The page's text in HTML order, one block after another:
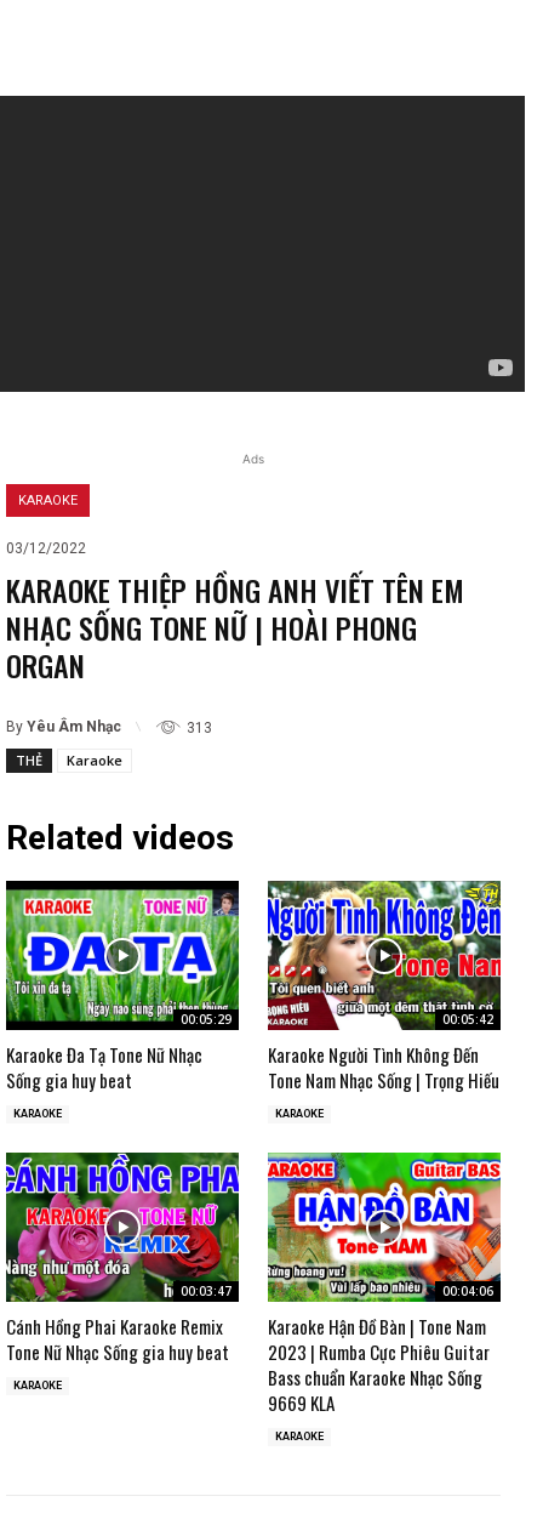
Ads
KARAOKE
03/12/2022
KARAOKE THIỆP HỒNG ANH VIẾT TÊN EM
NHẠC SỐNG TONE NỮ | HOÀI PHONG
ORGAN
By Yêu Âm Nhạc 313
THẺ Karaoke
Related videos
00:05:29
Karaoke Đa Tạ Tone Nữ Nhạc
Sống gia huy beat
KARAOKE
00:05:42
Karaoke Người Tình Không Đến
Tone Nam Nhạc Sống | Trọng Hiếu
KARAOKE
00:03:47
Cánh Hồng Phai Karaoke Remix
Tone Nữ Nhạc Sống gia huy beat
KARAOKE
00:04:06
Karaoke Hận Đồ Bàn | Tone Nam
2023 | Rumba Cực Phiêu Guitar
Bass chuẩn Karaoke Nhạc Sống
9669 KLA
KARAOKE